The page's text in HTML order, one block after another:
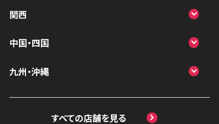
スマホスピタル テルル三芳
スマホスピタル 熊谷
郷
スマホスピタル埼玉大宮
スマホスピタル岐阜
スマホスピタル 藤枝
スマホスピタル名古屋駅前
スマホスピタル名古屋金山
関西
スマホスピタル 大阪梅田
か）
スマホスピタル京橋
スマホスピタル by デジホ天王寺ミオ
中国・四国
スマホスピタル 松江
九州・沖縄
すべての店舗を見る